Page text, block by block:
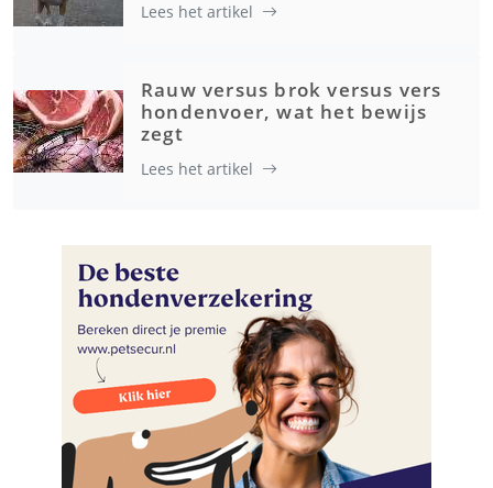
Lees het artikel
Rauw versus brok versus vers
hondenvoer, wat het bewijs
zegt
Lees het artikel